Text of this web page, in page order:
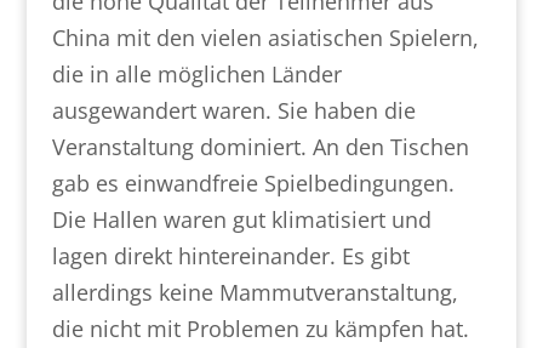
China mit den vielen asiatischen Spielern,
die in alle möglichen Länder
ausgewandert waren. Sie haben die
Veranstaltung dominiert. An den Tischen
gab es einwandfreie Spielbedingungen.
Die Hallen waren gut klimatisiert und
lagen direkt hintereinander. Es gibt
allerdings keine Mammutveranstaltung,
die nicht mit Problemen zu kämpfen hat.